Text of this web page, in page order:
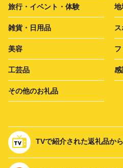
旅行・イベント・体験 地
雑貨・日用品
美容
工芸品 感
その他のお礼品
TVで紹介された返礼品か